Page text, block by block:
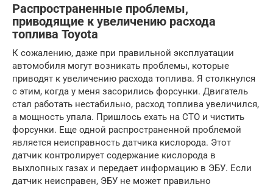
Распространенные проблемы,
приводящие к увеличению расхода
топлива Toyota
К сожалению, даже при правильной эксплуатации
автомобиля могут возникать проблемы, которые
приводят к увеличению расхода топлива. Я столкнулся
с этим, когда у меня засорились форсунки. Двигатель
стал работать нестабильно, расход топлива увеличился,
а мощность упала. Пришлось ехать на СТО и чистить
форсунки. Еще одной распространенной проблемой
является неисправность датчика кислорода. Этот
датчик контролирует содержание кислорода в
выхлопных газах и передает информацию в ЭБУ. Если
датчик неисправен, ЭБУ не может правильно